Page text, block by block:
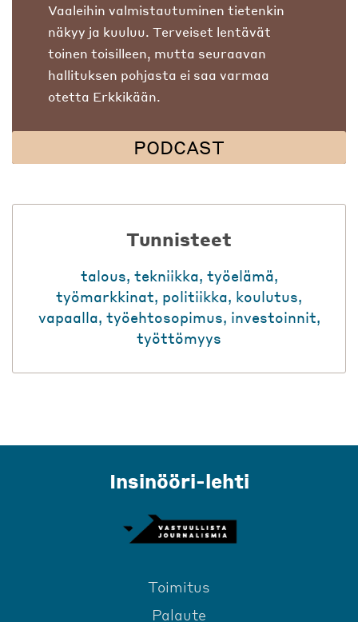
Vaaleihin valmistautuminen tietenkin
näkyy ja kuuluu. Terveiset lentävät
toinen toisilleen, mutta seuraavan
hallituksen pohjasta ei saa varmaa
otetta Erkkikään.
PODCAST
Tunnisteet
talous, tekniikka, työelämä,
työmarkkinat, politiikka, koulutus,
vapaalla, työehtosopimus, investoinnit,
työttömyys
Insinööri-lehti
Toimitus
Palaute